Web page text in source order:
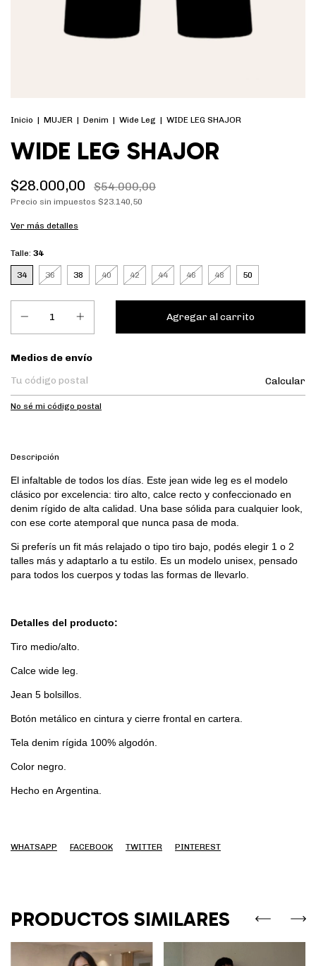
Inicio | MUJER | Denim | Wide Leg | WIDE LEG SHAJOR
WIDE LEG SHAJOR
$28.000,00 $54.000,00
Precio sin impuestos $23.140,50
Ver más detalles
Talle: 34
34 36 38 40 42 44 46 48 50
Entregas para el CP:
Medios de envío
Calcular
No sé mi código postal
Descripción
El infaltable de todos los días. Este jean wide leg es el modelo
clásico por excelencia: tiro alto, calce recto y confeccionado en
denim rígido de alta calidad. Una base sólida para cualquier look,
con ese corte atemporal que nunca pasa de moda.
Si preferís un fit más relajado o tipo tiro bajo, podés elegir 1 o 2
talles más y adaptarlo a tu estilo. Es un modelo unisex, pensado
para todos los cuerpos y todas las formas de llevarlo.
Detalles del producto:
Tiro medio/alto.
Calce wide leg.
Jean 5 bolsillos.
Botón metálico en cintura y cierre frontal en cartera.
Tela denim rígida 100% algodón.
Color negro.
Hecho en Argentina.
WHATSAPP FACEBOOK TWITTER PINTEREST
PRODUCTOS SIMILARES